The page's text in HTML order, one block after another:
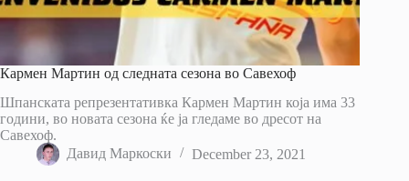
Кармен Мартин од следната сезона во Савехоф
Шпанската репрезентативка Кармен Мартин која има 33
години, во новата сезона ќе ја гледаме во дресот на
Савехоф.
Давид Маркоски
December 23, 2021